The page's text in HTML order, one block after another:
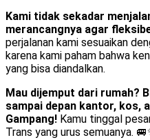
Kami tidak sekadar
merancangnya agar
perjalanan kami sesuaikan
karena kami paham bahwa
yang bisa diandalkan.
Mau dijemput dari rumah?
sampai depan kantor, kos,
Gampang! Kamu tinggal
Trans yang urus semuanya.